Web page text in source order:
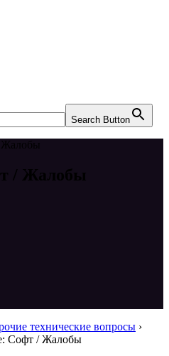
Search Button
/ Жалобы
технические вопросы ›
Софт / Жалобы